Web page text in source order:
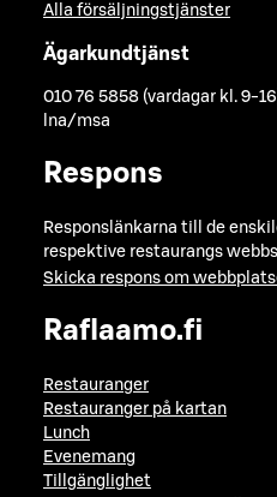
Alla försäljningstjänster
Ägarkundtjänst
010 76 5858 (vardagar kl. 9-
lna/msa
Respons
Responslänkarna till de
respektive restaurangs
Skicka respons om
Raflaamo.fi
Restauranger
Restauranger på kartan
Lunch
Evenemang
Tillgänglighet